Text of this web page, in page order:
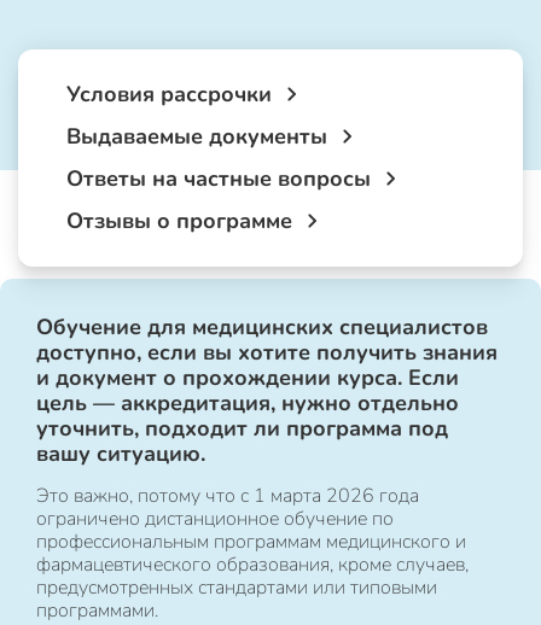
Условия рассрочки
Выдаваемые документы
Ответы на частные вопросы
Отзывы о программе
Обучение для медицинских специалистов
доступно, если вы хотите получить знания
и документ о прохождении курса. Если
цель — аккредитация, нужно отдельно
уточнить, подходит ли программа под
вашу ситуацию.
Это важно, потому что с 1 марта 2026 года
ограничено дистанционное обучение по
профессиональным программам медицинского и
фармацевтического образования, кроме случаев,
предусмотренных стандартами или типовыми
программами.